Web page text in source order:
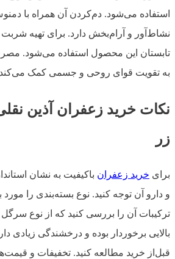
استفاده می‌شود. دم‌کردن آن همراه با
نشاط‌آور و آرام‌بخش دارد. برای تهیه
تابستان این محصول استفاده می‌شود.
به تقویت قوای روحی و جسمی کمک
نکات خرید زعفران آذین
زر
برای خرید زعفران باکیفیت به نشان
و دارو آن توجه کنید. نوع بسته‌بندی را
ترکیبات آن را بررسی کنید که از نوع سرگل
بالایی برخوردار بوده و درخشندگی زیادی
قبل‌از خرید مطالعه کنید. تخفیفات و